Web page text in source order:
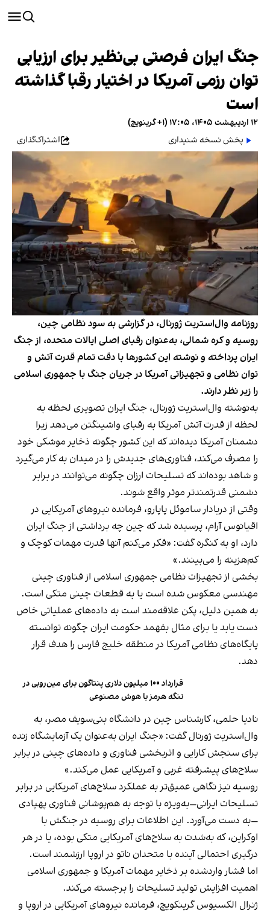
جنگ ایران فرصتی بی‌نظیر برای ارزیابی
توان رزمی آمریکا در اختیار رقبا گذاشته
است
۱۲ اردیبهشت ۱۴۰۵، ۱۷:۰۵ (‎+۱ گرینویچ)
پخش نسخه شنیداری
اشتراک‌گذاری
روزنامه وال‌استریت ژورنال، در گزارشی به سود نظامی چین،
روسیه و کره شمالی، به‌عنوان رقبای اصلی ایالات متحده، از جنگ
ایران پرداخته و نوشته این کشورها با دقت تمام قدرت آتش و
توان نظامی و تجهیزاتی آمریکا در جریان جنگ با جمهوری اسلامی
را زیر نظر دارند.
به‌نوشته وال‌استریت ژورنال، جنگ ایران تصویری لحظه به
لحظه از قدرت آتش آمریکا به رقبای واشینگتن می‌دهد زیرا
دشمنان آمریکا دیده‌اند که این کشور چگونه ذخایر موشکی خود
را مصرف می‌کند، فناوری‌های جدیدش را در میدان به کار می‌گیرد
و شاهد بوده‌اند که تسلیحات ارزان چگونه می‌توانند در برابر
دشمنی قدرتمندتر موثر واقع شوند.
وقتی از دریادار ساموئل پاپارو، فرمانده نیروهای آمریکایی در
اقیانوس آرام، پرسیده شد که چین چه برداشتی از جنگ ایران
دارد، او به کنگره گفت: «فکر می‌کنم آنها قدرت مهمات کوچک و
کم‌هزینه را می‌بینند.»
بخشی از تجهیزات نظامی جمهوری اسلامی از فناوری چینی
مهندسی معکوس شده است یا به قطعات چینی متکی است.
به همین دلیل، پکن علاقه‌مند است به داده‌های عملیاتی خاص
دست یابد یا برای مثال بفهمد حکومت ایران چگونه توانسته
پایگاه‌های نظامی آمریکا در منطقه خلیج فارس را هدف قرار
دهد.
قرارداد ۱۰۰ میلیون دلاری پنتاگون برای مین‌روبی در
تنگه هرمز با هوش مصنوعی
نادیا حلمی، کارشناس چین در دانشگاه بنی‌سویف مصر، به
وال‌استریت ژورنال گفت: «جنگ ایران به‌عنوان یک آزمایشگاه زنده
برای سنجش کارایی و اثربخشی فناوری و داده‌های چینی در برابر
سلاح‌های پیشرفته غربی و آمریکایی عمل می‌کند.»
روسیه نیز نگاهی عمیق‌تر به عملکرد سلاح‌های آمریکایی در برابر
تسلیحات ایرانی—به‌ویژه با توجه به هم‌پوشانی فناوری پهپادی
—به دست می‌آورد. این اطلاعات برای روسیه در جنگش با
اوکراین، که به‌شدت به سلاح‌های آمریکایی متکی بوده، یا در هر
درگیری احتمالی آینده با متحدان ناتو در اروپا ارزشمند است.
اما فشار واردشده بر ذخایر مهمات آمریکا و جمهوری اسلامی
اهمیت افزایش تولید تسلیحات را برجسته می‌کند.
ژنرال الکسیوس گرینکویچ، فرمانده نیروهای آمریکایی در اروپا و